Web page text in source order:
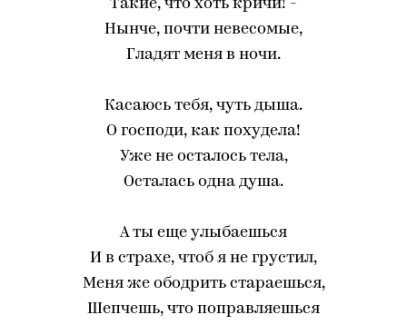
Такие, что хоть кричи! -
Нынче, почти невесомые,
Гладят меня в ночи.
Касаюсь тебя, чуть дыша.
О господи, как похудела!
Уже не осталось тела,
Осталась одна душа.
А ты еще улыбаешься
И в страхе, чтоб я не грустил,
Меня же ободрить стараешься,
Шепчешь, что поправляешься